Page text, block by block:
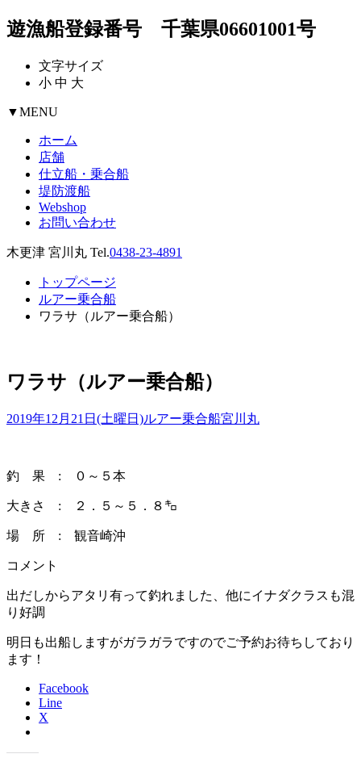
遊漁船登録番号 千葉県06601001号
文字サイズ
小 中 大
▼MENU
ホーム
店舗
仕立船・乗合船
堤防渡船
Webshop
お問い合わせ
木更津 宮川丸 Tel.0438-23-4891
トップページ
ルアー乗合船
ワラサ（ルアー乗合船）
ワラサ（ルアー乗合船）
2019年12月21日(土曜日)ルアー乗合船宮川丸
釣 果 : ０～５本
大きさ : ２．５～５．８㌔
場 所 : 観音崎沖
コメント
出だしからアタリ有って釣れました、他にイナダクラスも混
り好調
明日も出船しますがガラガラですのでご予約お待ちしており
ます！
Facebook
Line
X